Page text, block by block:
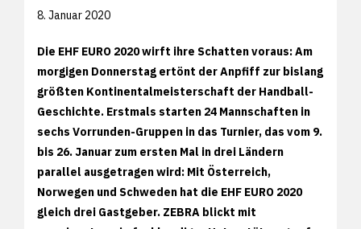
8. Januar 2020
Die EHF EURO 2020 wirft ihre Schatten voraus: Am
morgigen Donnerstag ertönt der Anpfiff zur bislang
größten Kontinentalmeisterschaft der Handball-
Geschichte. Erstmals starten 24 Mannschaften in
sechs Vorrunden-Gruppen in das Turnier, das vom 9.
bis 26. Januar zum ersten Mal in drei Ländern
parallel ausgetragen wird: Mit Österreich,
Norwegen und Schweden hat die EHF EURO 2020
gleich drei Gastgeber. ZEBRA blickt mit